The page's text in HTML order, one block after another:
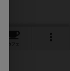
カフェ